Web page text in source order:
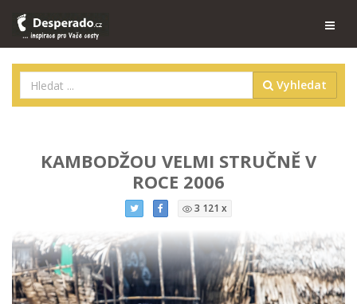
Vyhledat
KAMBODŽOU VELMI STRUČNĚ V
ROCE 2006
3 121 x